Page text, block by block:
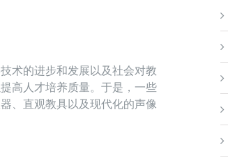
术的进步和发展以及社会对教
高人才培养质量。于是，一些
、直观教具以及现代化的声像